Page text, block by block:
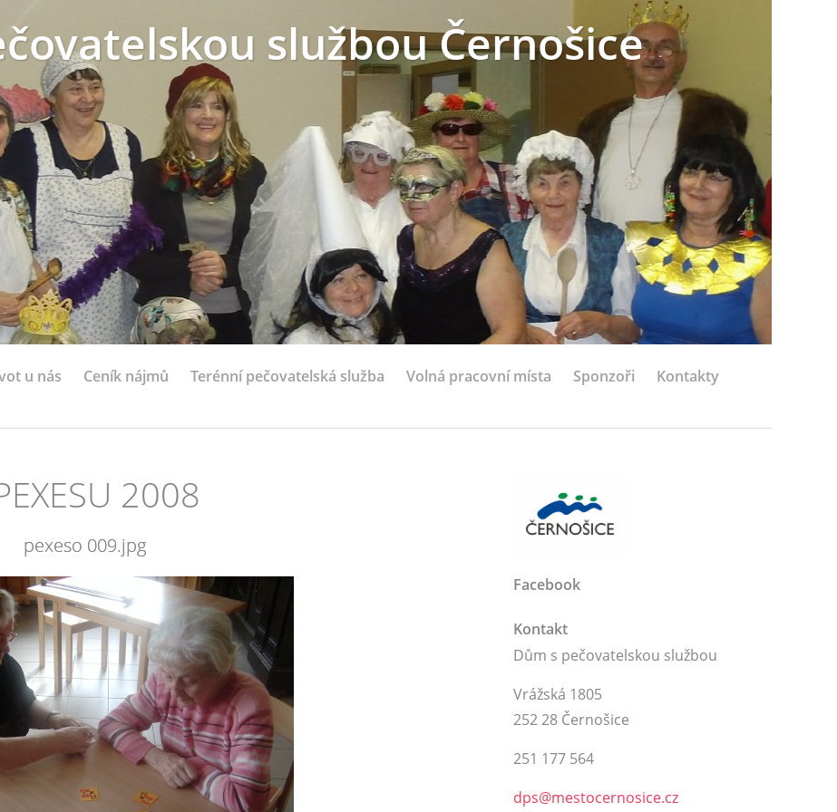
službou Černošice
u nás Ceník nájmů Terénní pečovatelská služba Volná pracovní místa Sponzoři Kontakty
2008
pexeso 009.jpg
Facebook
Kontakt
Dům s pečovatelskou službou
Vrážská 1805
252 28 Černošice
251 177 564
dps@mestocernosice.cz